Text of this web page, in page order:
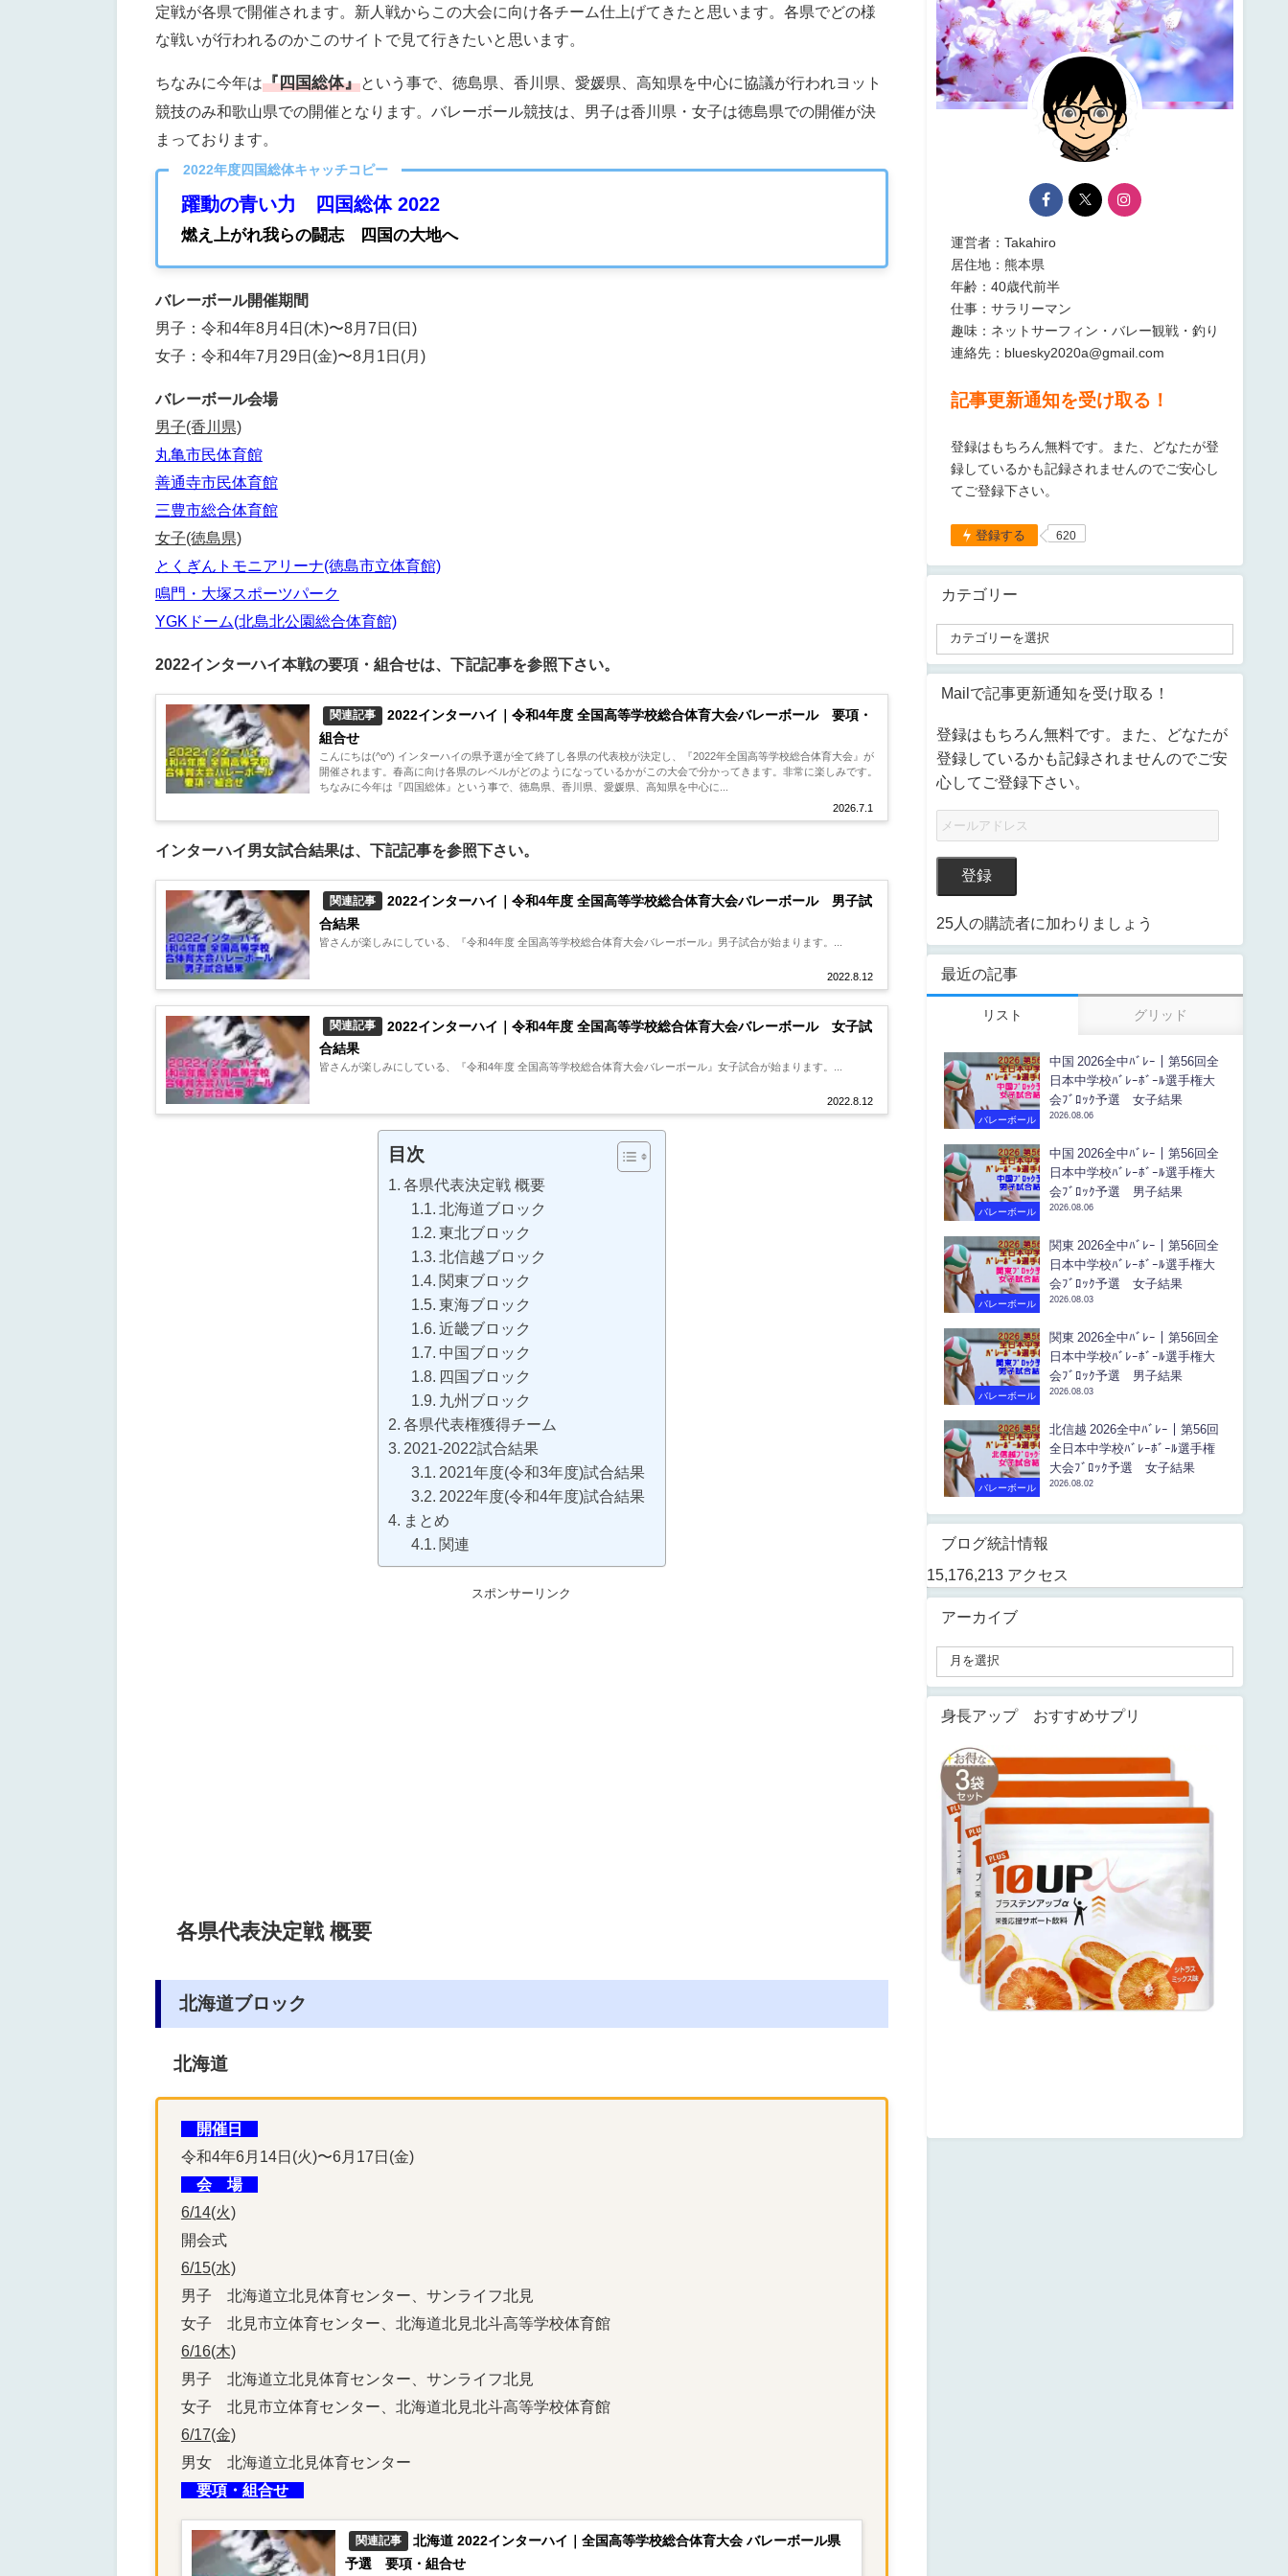
定戦が各県で開催されます。新人戦からこの大会に向け各チーム仕上げてきたと思います。各県でどの様
な戦いが行われるのかこのサイトで見て行きたいと思います。
ちなみに今年は『四国総体』という事で、徳島県、香川県、愛媛県、高知県を中心に協議が行われヨット
競技のみ和歌山県での開催となります。バレーボール競技は、男子は香川県・女子は徳島県での開催が決
まっております。
2022年度四国総体キャッチコピー
躍動の青い力 四国総体 2022
燃え上がれ我らの闘志 四国の大地へ
バレーボール開催期間
男子：令和4年8月4日(木)〜8月7日(日)
女子：令和4年7月29日(金)〜8月1日(月)
バレーボール会場
男子(香川県)
丸亀市民体育館
善通寺市民体育館
三豊市総合体育館
女子(徳島県)
とくぎんトモニアリーナ(徳島市立体育館)
鳴門・大塚スポーツパーク
YGKドーム(北島北公園総合体育館)
2022インターハイ本戦の要項・組合せは、下記記事を参照下さい。
関連記事
2022インターハイ｜令和4年度 全国高等学校総合体育大会バレーボール 要項・
組合せ
2026.7.1
こんにちは(^o^) インターハイの県予選が全て終了し各県の代表校が決定し、『2022年全国高等学校総合体育大会』が
開催されます。春高に向け各県のレベルがどのようになっているかがこの大会で分かってきます。非常に楽しみです。
ちなみに今年は『四国総体』という事で、徳島県、香川県、愛媛県、高知県を中心に...
インターハイ男女試合結果は、下記記事を参照下さい。
関連記事
2022インターハイ｜令和4年度 全国高等学校総合体育大会バレーボール 男子試
合結果
2022.8.12
皆さんが楽しみにしている、『令和4年度 全国高等学校総合体育大会バレーボール』男子試合が始まります。...
関連記事
2022インターハイ｜令和4年度 全国高等学校総合体育大会バレーボール 女子試
合結果
2022.8.12
皆さんが楽しみにしている、『令和4年度 全国高等学校総合体育大会バレーボール』女子試合が始まります。...
目次
各県代表決定戦 概要
北海道ブロック
東北ブロック
北信越ブロック
関東ブロック
東海ブロック
近畿ブロック
中国ブロック
四国ブロック
九州ブロック
各県代表権獲得チーム
2021-2022試合結果
2021年度(令和3年度)試合結果
2022年度(令和4年度)試合結果
まとめ
関連
スポンサーリンク
各県代表決定戦 概要
北海道ブロック
北海道
開催日
令和4年6月14日(火)〜6月17日(金)
会 場１
6/14(火)
開会式
6/15(水)
男子 北海道立北見体育センター、サンライフ北見
女子 北見市立体育センター、北海道北見北斗高等学校体育館
6/16(木)
男子 北海道立北見体育センター、サンライフ北見
女子 北見市立体育センター、北海道北見北斗高等学校体育館
6/17(金)
男女 北海道立北見体育センター
要項・組合せ１
関連記事
北海道 2022インターハイ｜全国高等学校総合体育大会 バレーボール県
予選 要項・組合せ
運営者：Takahiro
居住地：熊本県
年齢：40歳代前半
仕事：サラリーマン
趣味：ネットサーフィン・バレー観戦・釣り
連絡先：bluesky2020a@gmail.com
記事更新通知を受け取る！
登録はもちろん無料です。また、どなたが登
録しているかも記録されませんのでご安心し
てご登録下さい。
登録する 620
カテゴリー
Mailで記事更新通知を受け取る！
登録はもちろん無料です。また、どなたが
登録しているかも記録されませんのでご安
心してご登録下さい。
登録
25人の購読者に加わりましょう
最近の記事
リスト グリッド
バレーボール
中国 2026全中ﾊﾞﾚｰ｜第56回全
日本中学校ﾊﾞﾚｰﾎﾞｰﾙ選手権大
会ﾌﾞﾛｯｸ予選 女子結果
2026.08.06
バレーボール
中国 2026全中ﾊﾞﾚｰ｜第56回全
日本中学校ﾊﾞﾚｰﾎﾞｰﾙ選手権大
会ﾌﾞﾛｯｸ予選 男子結果
2026.08.06
バレーボール
関東 2026全中ﾊﾞﾚｰ｜第56回全
日本中学校ﾊﾞﾚｰﾎﾞｰﾙ選手権大
会ﾌﾞﾛｯｸ予選 女子結果
2026.08.03
バレーボール
関東 2026全中ﾊﾞﾚｰ｜第56回全
日本中学校ﾊﾞﾚｰﾎﾞｰﾙ選手権大
会ﾌﾞﾛｯｸ予選 男子結果
2026.08.03
バレーボール
北信越 2026全中ﾊﾞﾚｰ｜第56回
全日本中学校ﾊﾞﾚｰﾎﾞｰﾙ選手権
大会ﾌﾞﾛｯｸ予選 女子結果
2026.08.02
ブログ統計情報
15,176,213 アクセス
アーカイブ
身長アップ おすすめサプリ